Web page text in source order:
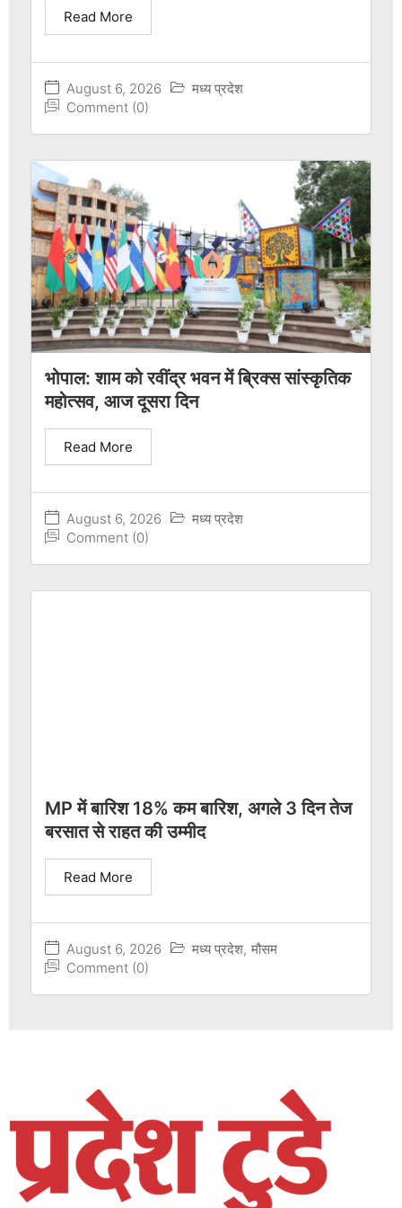
August 6, 2026
मध्य प्रदेश
Comment (0)
Read More
भोपाल: शाम को रवींद्र भवन में ब्रिक्स सांस्कृतिक
महोत्सव, आज दूसरा दिन
August 6, 2026
मध्य प्रदेश
Comment (0)
Read More
MP में बारिश 18% कम बारिश, अगले 3 दिन तेज
बरसात से राहत की उम्मीद
August 6, 2026 मध्य प्रदेश, मौसम
Comment (0)
Read More